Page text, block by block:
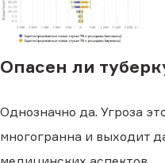
Опасен ли
Однозначно да. Угроза
многогранна и выходит